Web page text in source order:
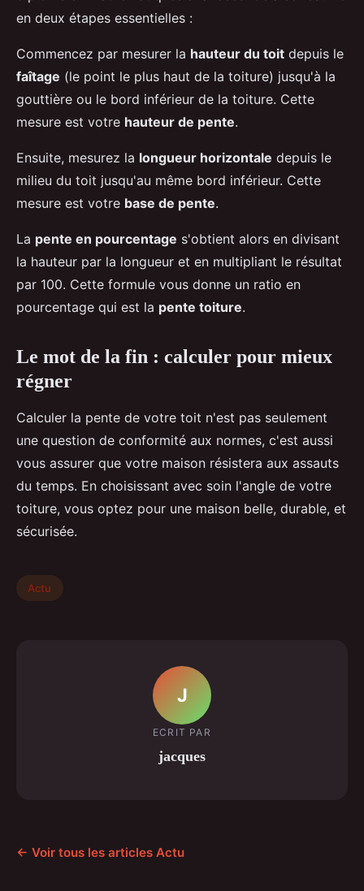
en deux étapes essentielles :
Commencez par mesurer la hauteur du toit depuis le
faîtage (le point le plus haut de la toiture) jusqu'à la
gouttière ou le bord inférieur de la toiture. Cette
mesure est votre hauteur de pente.
Ensuite, mesurez la longueur horizontale depuis le
milieu du toit jusqu'au même bord inférieur. Cette
mesure est votre base de pente.
La pente en pourcentage s'obtient alors en divisant
la hauteur par la longueur et en multipliant le résultat
par 100. Cette formule vous donne un ratio en
pourcentage qui est la pente toiture.
Le mot de la fin : calculer pour mieux
régner
Calculer la pente de votre toit n'est pas seulement
une question de conformité aux normes, c'est aussi
vous assurer que votre maison résistera aux assauts
du temps. En choisissant avec soin l'angle de votre
toiture, vous optez pour une maison belle, durable, et
sécurisée.
Actu
J
ECRIT PAR
jacques
← Voir tous les articles Actu